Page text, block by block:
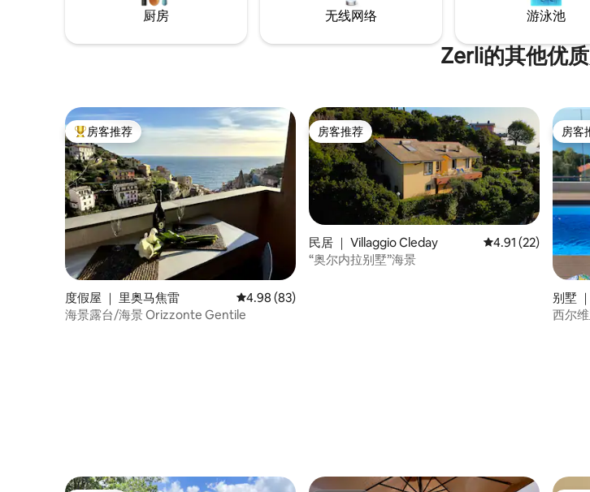
厨房 无线网络 游泳池
Zerli的其他优
热门「房客推荐」
房客推荐
度假屋 ｜ 里奥马焦雷 平均评分 4.98 分（满分 5 分），共 83 条评价
4.98 (83)
海景露台/海景 Orizzonte Gentile
房客推荐
房客推荐
民居 ｜ Villaggio Cleday 平均评分 4.91 分（
4.91 (22)
“奥尔内拉别墅”海景
房客
房客
别墅
西尔